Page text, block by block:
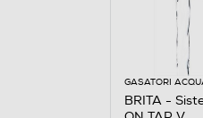
GASATORI
BRITA -